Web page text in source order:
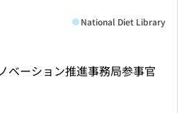
ベーション推進事務局参事官
National Diet Library